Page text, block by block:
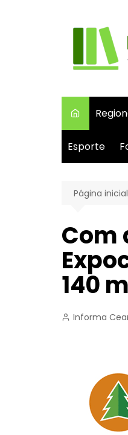
Esporte
Página inicial
Com
140
Informa